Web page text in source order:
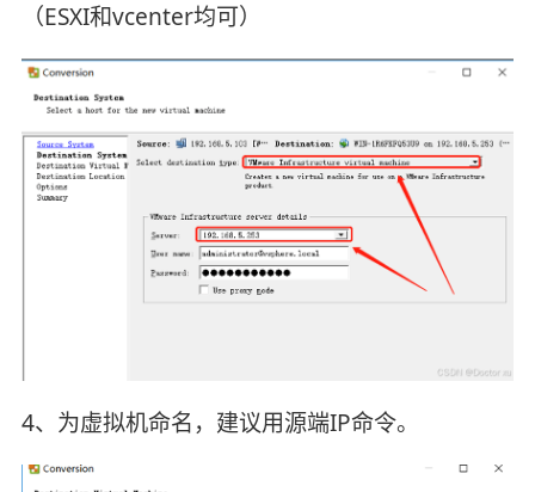
（ESXI和vcenter均可）
4、为虚拟机命名，建议用源端IP命令。